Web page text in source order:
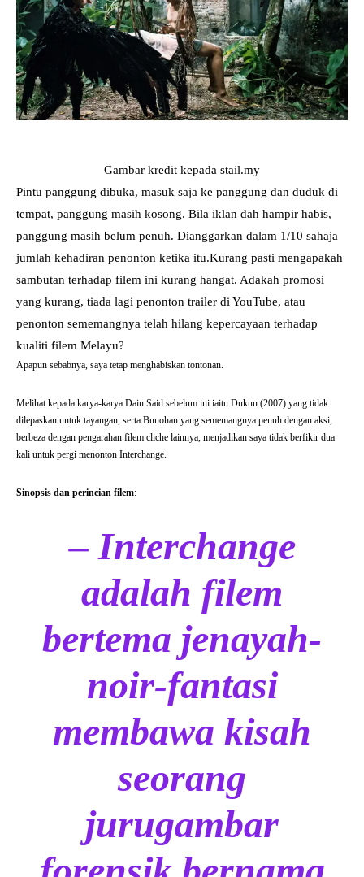
Gambar kredit kepada stail.my
Pintu panggung dibuka, masuk saja ke panggung dan duduk di
tempat, panggung masih kosong. Bila iklan dah hampir habis,
panggung masih belum penuh. Dianggarkan dalam 1/10 sahaja
jumlah kehadiran penonton ketika itu.Kurang pasti mengapakah
sambutan terhadap filem ini kurang hangat. Adakah promosi
yang kurang, tiada lagi penonton trailer di YouTube, atau
penonton sememangnya telah hilang kepercayaan terhadap
kualiti filem Melayu?
Apapun sebabnya, saya tetap menghabiskan tontonan.
Melihat kepada karya-karya Dain Said sebelum ini iaitu Dukun (2007) yang tidak
dilepaskan untuk tayangan, serta Bunohan yang sememangnya penuh dengan aksi,
berbeza dengan pengarahan filem cliche lainnya, menjadikan saya tidak berfikir dua
kali untuk pergi menonton Interchange.
Sinopsis dan perincian filem:
– Interchange
adalah filem
bertema jenayah-
noir-fantasi
membawa kisah
seorang
jurugambar